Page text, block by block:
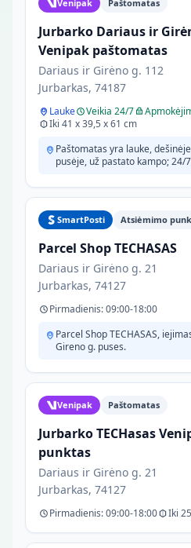
Venipak Paštomatas
Jurbarko Dariaus ir
Venipak paštomatas
Dariaus ir Girėno g. 112
Jurbarkas, 74187
Lauke Veikia 24/7
Iki 41 x 39,5 x 61 cm
Paštomatas yra lauke,
pusėje, už pastato kampo; 24/7
SmartPosti Atsiėmimo
Parcel Shop TECHASAS
Dariaus ir Girėno g. 21
Jurbarkas, 74127
Pirmadienis: 09:00-18:00
Parcel Shop TECHASAS,
Gireno g. puses.
Venipak Paštomatas
Jurbarko TECHasas
punktas
Dariaus ir Girėno g. 21
Jurbarkas, 74127
Pirmadienis: 09:00-18:00 Iki